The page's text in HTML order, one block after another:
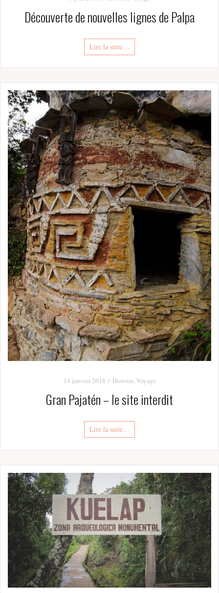
Découverte de nouvelles lignes de Palpa
Lire la suite…
14 janvier 2018 Histoire,Voyage
Gran Pajatén – le site interdit
Lire la suite…